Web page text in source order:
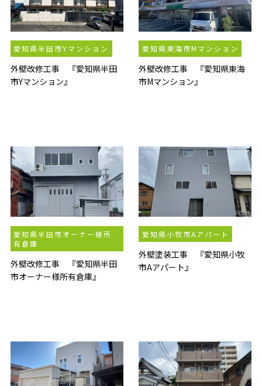
愛知県半田市Yマンション
外壁改修工事 『愛知県半田
市Yマンション』
愛知県東海市Mマンション
外壁改修工事 『愛知県東海
市Mマンション』
愛知県半田市オーナー様所
有倉庫
外壁改修工事 『愛知県半田
市オーナー様所有倉庫』
愛知県小牧市Aアパート
外壁塗装工事 『愛知県小牧
市Aアパート』